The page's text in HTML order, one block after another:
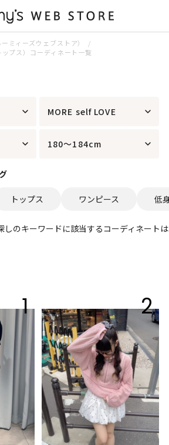
ミィーズウェブストア）
プス）コーディネート一覧
MORE self LOVE
180～184cm
トップス ワンピース 低
しのキーワードに該当するコーディネートは
1 2